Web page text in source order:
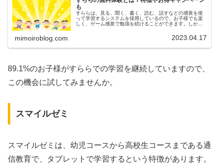
も
すららは、見る、聞く、書く、読む、話すなどの感覚を使
って学習するシステムを採用しているので、お子様でも楽
しく、ゲーム感覚で勉強を続けることができます。しか
mimoiroblog.com 2023.04.17
89.1%のお子様がすららでの学習を継続していますので、
この機会に試してみませんか。
スマイルゼミ
スマイルゼミは、幼児コースから高校生コースまである通
信教育で、タブレットで学習するという特徴があります。